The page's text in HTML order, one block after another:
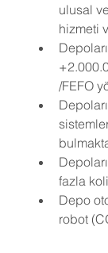
ulusal
hizmeti
/FEFO
fazla
Depo
robot